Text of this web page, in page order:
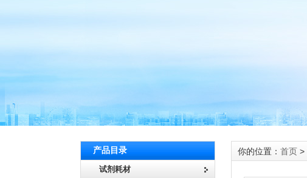
产品目录
试剂耗材
你的位置： 首页 >